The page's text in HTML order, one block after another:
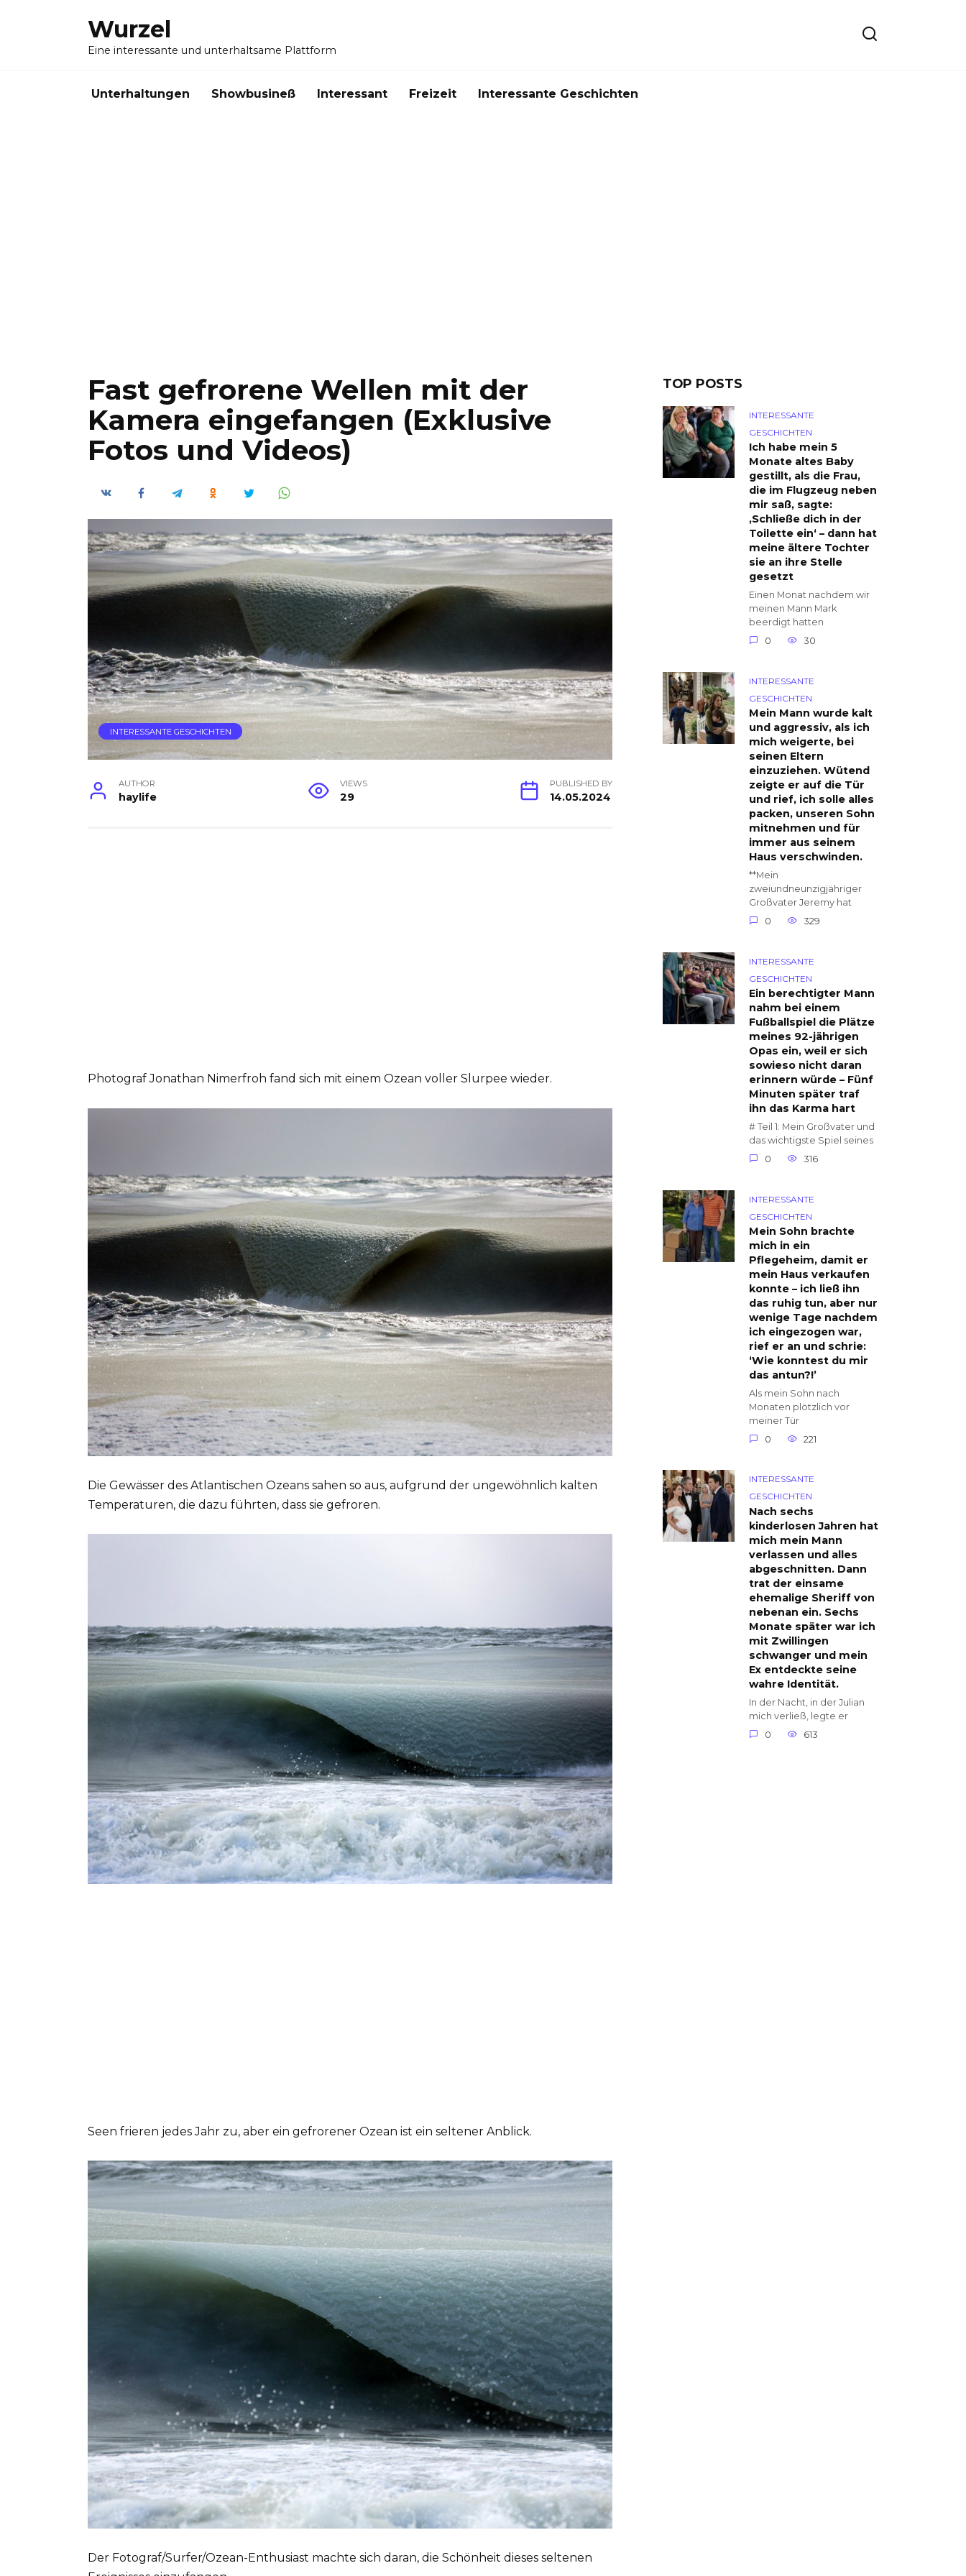
Wurzel
Eine interessante und unterhaltsame Plattform
Unterhaltungen Showbusineß Interessant Freizeit Interessante Geschichten
Fast gefrorene Wellen mit der
Kamera eingefangen (Exklusive
Fotos und Videos)
INTERESSANTE GESCHICHTEN
AUTHOR
haylife
VIEWS
29
PUBLISHED BY
14.05.2024
Photograf Jonathan Nimerfroh fand sich mit einem Ozean voller Slurpee wieder.
Die Gewässer des Atlantischen Ozeans sahen so aus, aufgrund der ungewöhnlich kalten
Temperaturen, die dazu führten, dass sie gefroren.
Seen frieren jedes Jahr zu, aber ein gefrorener Ozean ist ein seltener Anblick.
Der Fotograf/Surfer/Ozean-Enthusiast machte sich daran, die Schönheit dieses seltenen
TOP POSTS
INTERESSANTE
GESCHICHTEN
Ich habe mein 5
Monate altes Baby
gestillt, als die Frau,
die im Flugzeug neben
mir saß, sagte:
‚Schließe dich in der
Toilette ein‘ – dann hat
meine ältere Tochter
sie an ihre Stelle
gesetzt
Einen Monat nachdem wir
meinen Mann Mark
beerdigt hatten
0
30
INTERESSANTE
GESCHICHTEN
Mein Mann wurde kalt
und aggressiv, als ich
mich weigerte, bei
seinen Eltern
einzuziehen. Wütend
zeigte er auf die Tür
und rief, ich solle alles
packen, unseren Sohn
mitnehmen und für
immer aus seinem
Haus verschwinden.
**Mein
zweiundneunzigjähriger
Großvater Jeremy hat
0
329
INTERESSANTE
GESCHICHTEN
Ein berechtigter Mann
nahm bei einem
Fußballspiel die Plätze
meines 92-jährigen
Opas ein, weil er sich
sowieso nicht daran
erinnern würde – Fünf
Minuten später traf
ihn das Karma hart
# Teil 1: Mein Großvater und
das wichtigste Spiel seines
0
316
INTERESSANTE
GESCHICHTEN
Mein Sohn brachte
mich in ein
Pflegeheim, damit er
mein Haus verkaufen
konnte – ich ließ ihn
das ruhig tun, aber nur
wenige Tage nachdem
ich eingezogen war,
rief er an und schrie:
‘Wie konntest du mir
das antun?!’
Als mein Sohn nach
Monaten plötzlich vor
meiner Tür
0
221
INTERESSANTE
GESCHICHTEN
Nach sechs
kinderlosen Jahren hat
mich mein Mann
verlassen und alles
abgeschnitten. Dann
trat der einsame
ehemalige Sheriff von
nebenan ein. Sechs
Monate später war ich
mit Zwillingen
schwanger und mein
Ex entdeckte seine
wahre Identität.
In der Nacht, in der Julian
mich verließ, legte er
0
613